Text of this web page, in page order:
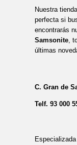
Nuestra
perfecta si
encontrarás
Samsonite,
últimas
C. Gran de
Telf. 93 000